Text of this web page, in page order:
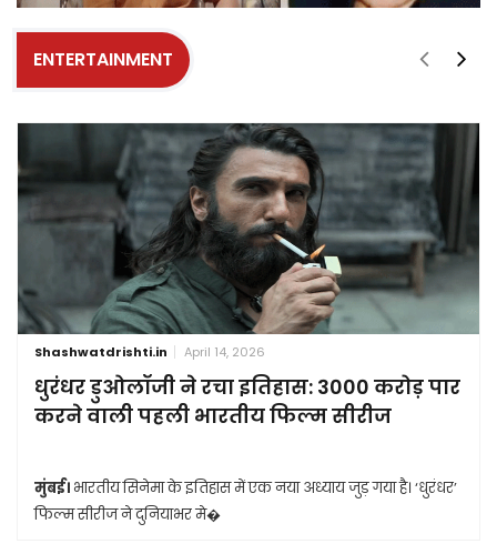
ENTERTAINMENT
Shashwatdrishti.in April 14, 2026
धुरंधर डुओलॉजी ने रचा इतिहास: 3000 करोड़ पार
करने वाली पहली भारतीय फिल्म सीरीज
मुंबई। भारतीय सिनेमा के इतिहास में एक नया अध्याय जुड़ गया है। ‘धुरंधर’
फिल्म सीरीज ने दुनियाभर मे�